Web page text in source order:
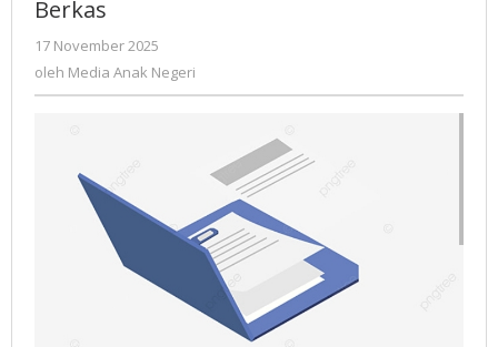
Publik
Menemukan
Dua
Map
Berisi
Berkas
Berkas
17 November 2025
Media
Anak
oleh Media Anak Negeri